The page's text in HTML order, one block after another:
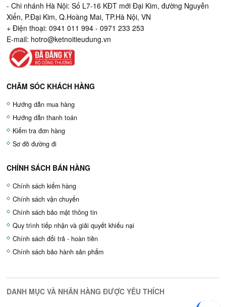
- Chi nhánh Hà Nội: Số L7-16 KĐT mới Đại Kim, đường Nguyễn
Xiển, P.Đại Kim, Q.Hoàng Mai, TP.Hà Nội, VN
+ Điện thoại: 0941 011 994 - 0971 233 253
E-mail: hotro@ketnoitieudung.vn
CHĂM SÓC KHÁCH HÀNG
Hướng dẫn mua hàng
Hướng dẫn thanh toán
Kiểm tra đơn hàng
Sơ đồ đường đi
CHÍNH SÁCH BÁN HÀNG
Chính sách kiểm hàng
Chính sách vận chuyển
Chính sách bảo mật thông tin
Quy trình tiếp nhận và giải quyết khiếu nại
Chính sách đổi trả - hoàn tiền
Chính sách bảo hành sản phẩm
DANH MỤC VÀ NHÃN HÀNG ĐƯỢC YÊU THÍCH